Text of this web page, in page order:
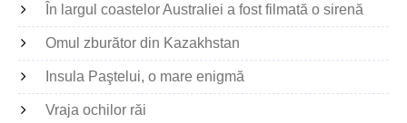
În largul coastelor Australiei a fost filmată o sirenă
Omul zburător din Kazakhstan
Insula Paştelui, o mare enigmă
Vraja ochilor răi